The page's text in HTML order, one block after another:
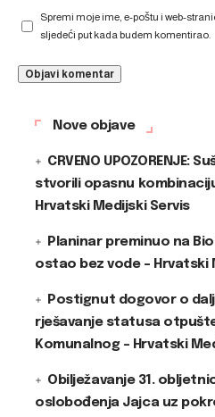
Spremi moje ime, e-poštu i web-
sljedeći put kada budem komentirao.
Nove objave
CRVENO UPOZORENJE:
stvorili opasnu
Hrvatski Medijski Servis
Planinar preminuo na
ostao bez vode – Hrvatski
Postignut dogovor o
rješavanje statusa
Komunalnog – Hrvatski
Obilježavanje 31.
oslobođenja Jajca uz